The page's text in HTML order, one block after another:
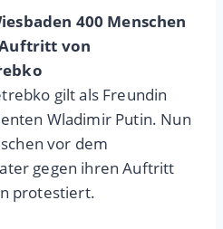
400 Menschen
von
gilt als Freundin
Wladimir Putin. Nun
vor dem
gegen ihren Auftritt
protestiert.